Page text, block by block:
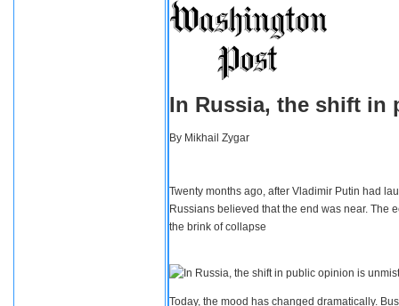
In Russia, the shift in
By Mikhail Zygar
Twenty months ago, after Vladimir Putin had
Russians believed that the end was near. The
the brink of collapse
Today, the mood has changed dramatically.